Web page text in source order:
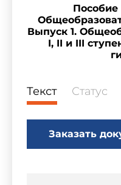
Выпуск 1.
I, II и III
Текст Статус
Заказать